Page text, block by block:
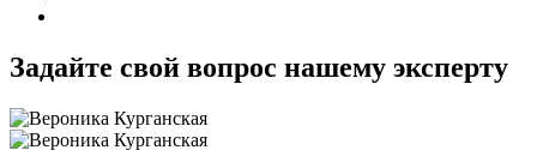
Задайте свой вопрос нашему эксперту